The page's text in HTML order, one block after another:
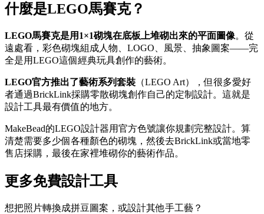
什麼是LEGO馬賽克？
LEGO馬賽克是用1×1砌塊在底板上堆砌出來的平面圖像。從
遠處看，彩色砌塊組成人物、LOGO、風景、抽象圖案——完
全是用LEGO這個經典玩具創作的藝術。
LEGO官方推出了藝術系列套裝 （LEGO Art），但很多愛好
者通過BrickLink採購零散砌塊創作自己的定制設計。這就是
設計工具最有價值的地方。
MakeBead的LEGO設計器用官方色號讓你規劃完整設計。算
清楚需要多少個各種顏色的砌塊，然後去BrickLink或當地零
售店採購，最後在家裡堆砌你的藝術作品。
更多免費設計工具
想把照片轉換成拼豆圖案，或設計其他手工藝？